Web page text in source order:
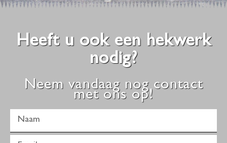
Heeft u ook een hekwerk
nodig?
Neem vandaag nog contact
met ons op!